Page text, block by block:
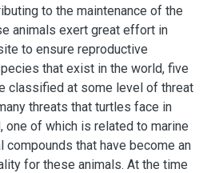
to the maintenance of the
animals exert great effort in
to ensure reproductive
that exist in the world, five
classified at some level of threat
threats that turtles face in
one of which is related to marine
compounds that have become an
for these animals. At the time